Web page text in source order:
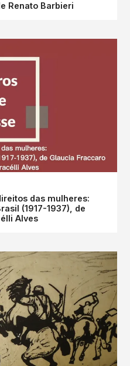
Renato Barbieri
das mulheres:
(1917-1937), de
Alves